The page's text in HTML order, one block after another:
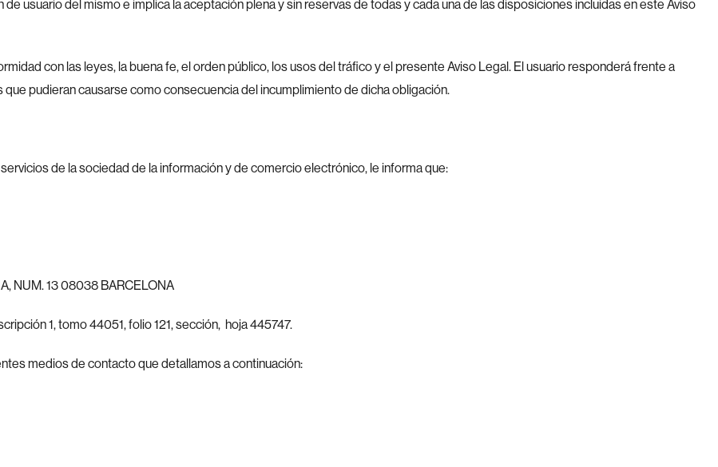
usuario del mismo e implica la aceptación plena y sin reservas de todas y cada una de las disposiciones incluidas en este Aviso
con las leyes, la buena fe, el orden público, los usos del tráfico y el presente Aviso Legal. El usuario responderá frente a
pudieran causarse como consecuencia del incumplimiento de dicha obligación.
de la sociedad de la información y de comercio electrónico, le informa que:
NUM. 13 08038 BARCELONA
1, tomo 44051, folio 121, sección, hoja 445747.
medios de contacto que detallamos a continuación: